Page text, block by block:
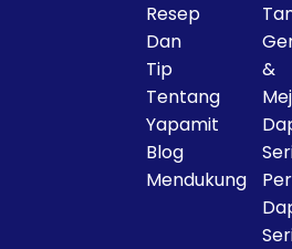
Deskripsi
Resep
Dan
Tip
Tentang
Yapamit
Blog
Mendukung
&